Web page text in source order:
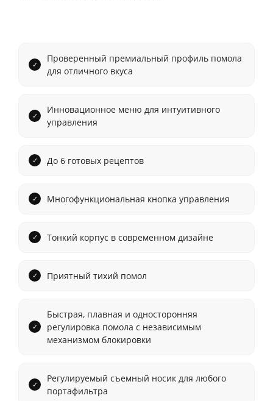
Проверенный премиальный профиль помола
для отличного вкуса
Инновационное меню для интуитивного
управления
До 6 готовых рецептов
Многофункциональная кнопка управления
Тонкий корпус в современном дизайне
Приятный тихий помол
Быстрая, плавная и односторонняя
регулировка помола с независимым
механизмом блокировки
Регулируемый съемный носик для любого
портафильтра